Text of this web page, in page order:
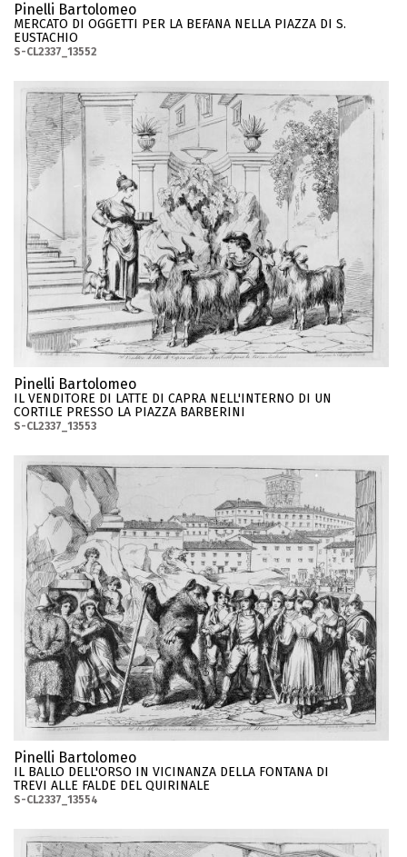
Pinelli Bartolomeo
MERCATO DI OGGETTI PER LA BEFANA NELLA PIAZZA DI S.
EUSTACHIO
S-CL2337_13552
Pinelli Bartolomeo
IL VENDITORE DI LATTE DI CAPRA NELL'INTERNO DI UN
CORTILE PRESSO LA PIAZZA BARBERINI
S-CL2337_13553
Pinelli Bartolomeo
IL BALLO DELL'ORSO IN VICINANZA DELLA FONTANA DI
TREVI ALLE FALDE DEL QUIRINALE
S-CL2337_13554